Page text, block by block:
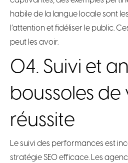
habile de la langue locale sont
l’attention et fidéliser le public.
peut les avoir.
04. Suivi et
boussoles de
réussite
Le suivi des performances est
stratégie SEO efficace. Les